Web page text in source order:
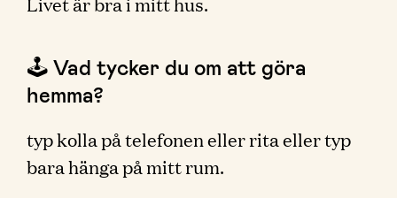
🕹 Vad tycker du om att göra
hemma?
typ kolla på telefonen eller rita eller typ
bara hänga på mitt rum.